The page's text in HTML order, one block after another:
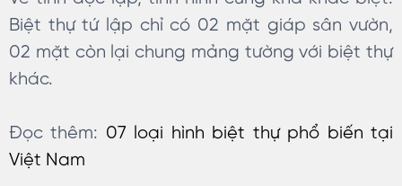
Biệt thự tứ lập chỉ có 02 mặt giáp sân vườn,
02 mặt còn lại chung mảng tường với biệt thự
khác.
Đọc thêm: 07 loại hình biệt thự phổ biến tại
Việt Nam